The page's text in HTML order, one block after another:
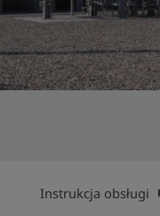
Instrukcja obsługi